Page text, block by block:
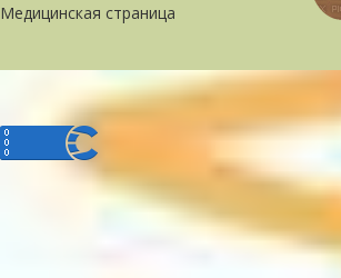
Медицинская страница